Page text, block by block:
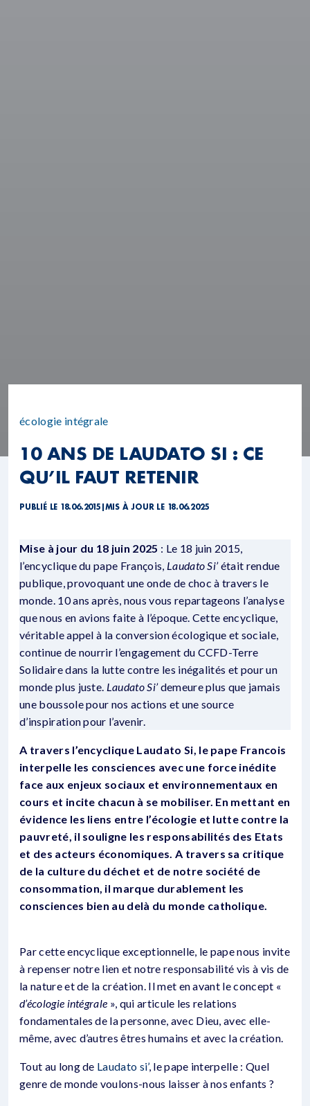
écologie intégrale
10 ANS DE LAUDATO SI : CE
QU’IL FAUT RETENIR
PUBLIÉ LE 18.06.2015 |MIS À JOUR LE 18.06.2025
Mise à jour du 18 juin 2025 : Le 18 juin 2015,
l’encyclique du pape François, Laudato Si’était rendue
publique, provoquant une onde de choc à travers le
monde. 10 ans après, nous vous repartageons l’analyse
que nous en avions faite à l’époque. Cette encyclique,
véritable appel à la conversion écologique et sociale,
continue de nourrir l’engagement du CCFD-Terre
Solidaire dans la lutte contre les inégalités et pour un
monde plus juste. Laudato Si’demeure plus que jamais
une boussole pour nos actions et une source
d’inspiration pour l’avenir.
A travers l’encyclique Laudato Si, le pape Francois
interpelle les consciences avec une force inédite
face aux enjeux sociaux et environnementaux en
cours et incite chacun à se mobiliser. En mettant en
évidence les liens entre l’écologie et lutte contre la
pauvreté, il souligne les responsabilités des Etats
et des acteurs économiques. A travers sa critique
de la culture du déchet et de notre société de
consommation, il marque durablement les
consciences bien au delà du monde catholique.
Par cette encyclique exceptionnelle, le pape nous invite
à repenser notre lien et notre responsabilité vis à vis de
la nature et de la création. Il met en avant le concept «
d’écologie intégrale », qui articule les relations
fondamentales de la personne, avec Dieu, avec elle-
même, avec d’autres êtres humains et avec la création.
Tout au long de Laudato si’, le pape interpelle : Quel
genre de monde voulons-nous laisser à nos enfants ?